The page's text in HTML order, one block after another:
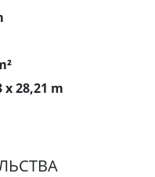
x 28,21 m